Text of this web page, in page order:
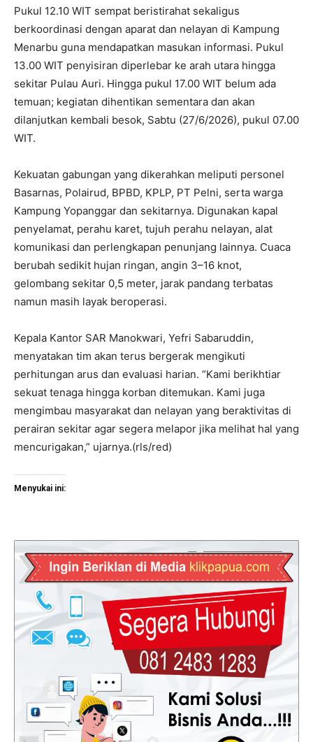
Pukul 12.10 WIT sempat beristirahat sekaligus
berkoordinasi dengan aparat dan nelayan di Kampung
Menarbu guna mendapatkan masukan informasi. Pukul
13.00 WIT penyisiran diperlebar ke arah utara hingga
sekitar Pulau Auri. Hingga pukul 17.00 WIT belum ada
temuan; kegiatan dihentikan sementara dan akan
dilanjutkan kembali besok, Sabtu (27/6/2026), pukul 07.00
WIT.
Kekuatan gabungan yang dikerahkan meliputi personel
Basarnas, Polairud, BPBD, KPLP, PT Pelni, serta warga
Kampung Yopanggar dan sekitarnya. Digunakan kapal
penyelamat, perahu karet, tujuh perahu nelayan, alat
komunikasi dan perlengkapan penunjang lainnya. Cuaca
berubah sedikit hujan ringan, angin 3–16 knot,
gelombang sekitar 0,5 meter, jarak pandang terbatas
namun masih layak beroperasi.
Kepala Kantor SAR Manokwari, Yefri Sabaruddin,
menyatakan tim akan terus bergerak mengikuti
perhitungan arus dan evaluasi harian. “Kami berikhtiar
sekuat tenaga hingga korban ditemukan. Kami juga
mengimbau masyarakat dan nelayan yang beraktivitas di
perairan sekitar agar segera melapor jika melihat hal yang
mencurigakan,” ujarnya.(rls/red)
Menyukai ini: